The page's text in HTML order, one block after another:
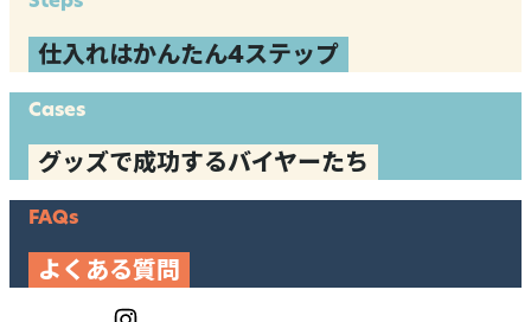
仕入れはかんたん4ステップ
Cases
グッズで成功するバイヤーたち
FAQs
よくある質問